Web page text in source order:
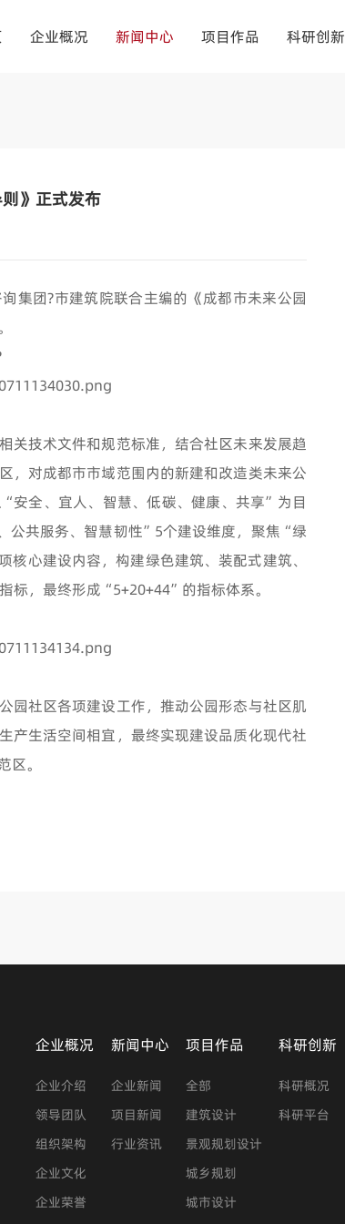
企业概况 新闻中心 项目作品 科研创新
》正式发布
集团?市建筑院联合主编的《成都市未来公园
关技术文件和规范标准，结合社区未来发展趋
，对成都市市域范围内的新建和改造类未来公
安全、宜人、智慧、低碳、健康、共享”为目
公共服务、智慧韧性”5个建设维度，聚焦“绿
心建设内容，构建绿色建筑、装配式建筑、
标，最终形成“5+20+44”的指标体系。
园社区各项建设工作，推动公园形态与社区肌
产生活空间相宜，最终实现建设品质化现代社
。
企业概况
企业介绍
领导团队
组织架构
企业文化
企业荣誉
新闻中心
企业新闻
项目新闻
行业资讯
项目作品
全部
建筑设计
景观规划设计
城乡规划
城市设计
科研创新
科研概况
科研平台